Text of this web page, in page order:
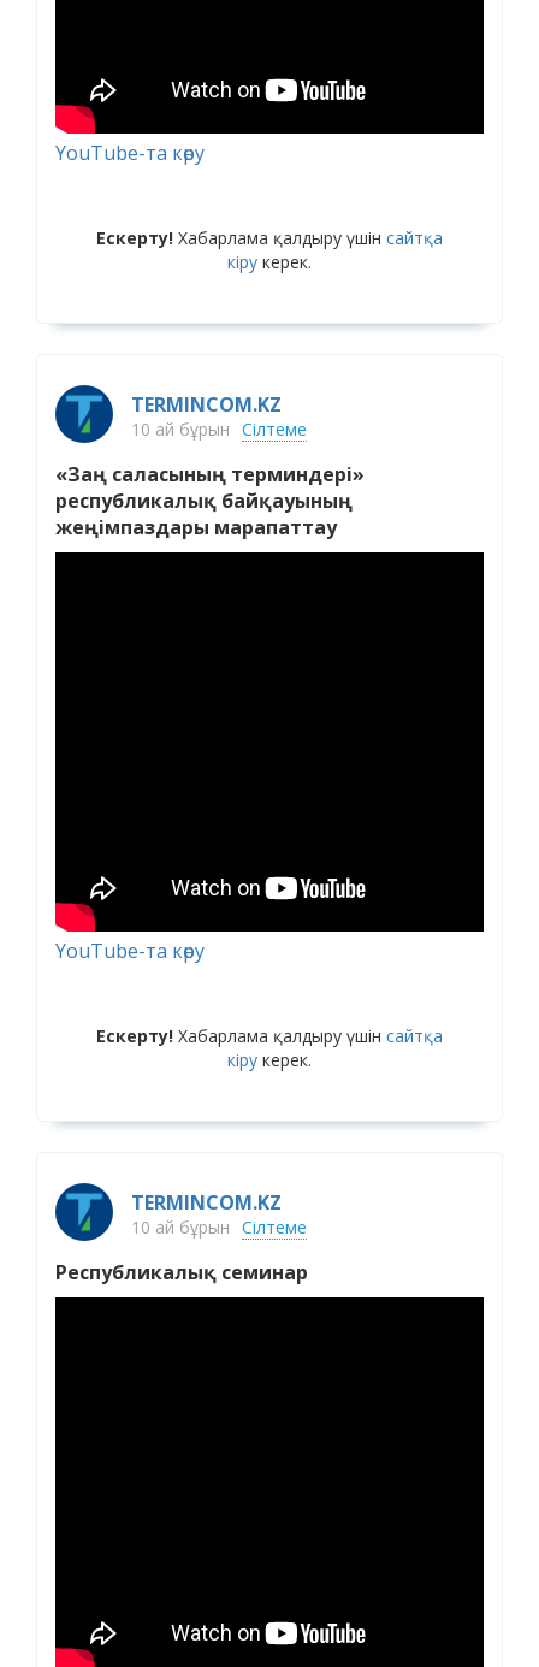
YouTube-та көру
Ескерту! Хабарлама қалдыру үшін сайтқа
кіру керек.
TERMINCOM.KZ
10 ай бұрын Сілтеме
«Заң саласының терминдері»
республикалық байқауының
жеңімпаздары марапаттау
YouTube-та көру
Ескерту! Хабарлама қалдыру үшін сайтқа
кіру керек.
TERMINCOM.KZ
10 ай бұрын Сілтеме
Республикалық семинар